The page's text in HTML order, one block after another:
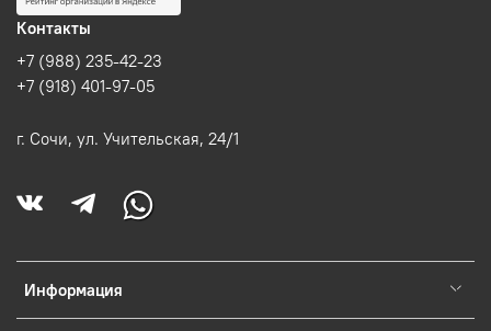
Информация
Контакты
+7 (988) 235-42-23
+7 (918) 401-97-05
г. Сочи, ул. Учительская, 24/1